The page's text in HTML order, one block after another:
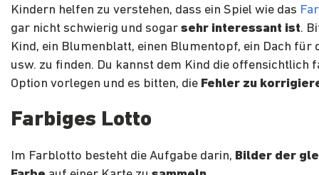
Kindern helfen zu verstehen, dass ein Spiel wie das
gar nicht schwierig und sogar sehr interessant ist.
Kind, ein Blumenblatt, einen Blumentopf, ein Dach für
usw. zu finden. Du kannst dem Kind die offensichtlich
Option vorlegen und es bitten, die Fehler zu
Farbiges Lotto
Im Farblotto besteht die Aufgabe darin, Bilder der